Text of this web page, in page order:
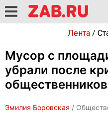
Лента/
Мусор с
убрали после
общественников
Эмилия Боровская /